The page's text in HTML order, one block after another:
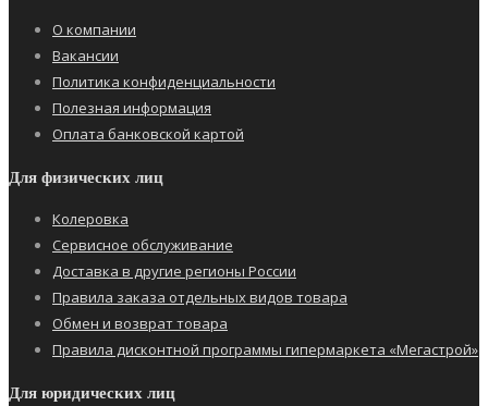
О компании
Вакансии
Политика конфиденциальности
Полезная информация
Оплата банковской картой
Для физических лиц
Колеровка
Сервисное обслуживание
Доставка в другие регионы России
Правила заказа отдельных видов товара
Обмен и возврат товара
Правила дисконтной программы гипермаркета «Мегастрой»
Для юридических лиц